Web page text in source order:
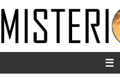
al
contenido